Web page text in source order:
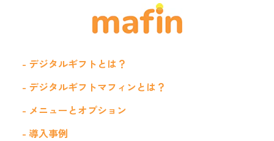
- デジタルギフトとは？
- デジタルギフトマフィンとは？
- メニューとオプション
- 導入事例